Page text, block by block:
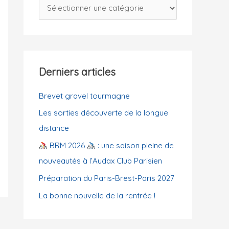
h
a
r
i
e
s
Derniers articles
Brevet gravel tourmagne
Les sorties découverte de la longue
distance
BRM 2026
: une saison pleine de
nouveautés à l’Audax Club Parisien
Préparation du Paris-Brest-Paris 2027
La bonne nouvelle de la rentrée !